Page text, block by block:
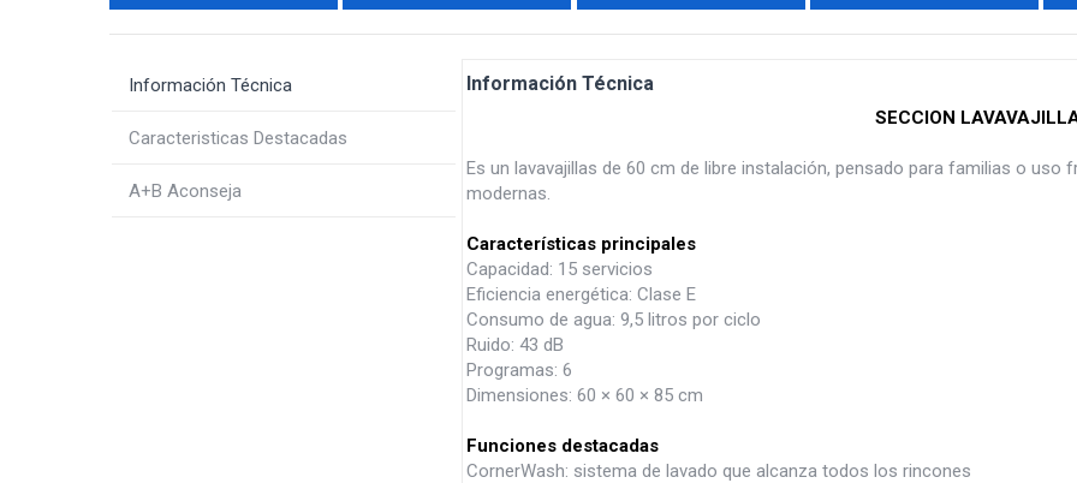
Información Técnica
Caracteristicas Destacadas
A+B Aconseja
Información Técnica
SECCION
Es un lavavajillas de 60 cm de libre instalación, pensado para familias o uso
modernas.
Características principales
Capacidad: 15 servicios
Eficiencia energética: Clase E
Consumo de agua: 9,5 litros por ciclo
Ruido: 43 dB
Programas: 6
Dimensiones: 60 × 60 × 85 cm
Funciones destacadas
CornerWash: sistema de lavado que alcanza todos los rincones